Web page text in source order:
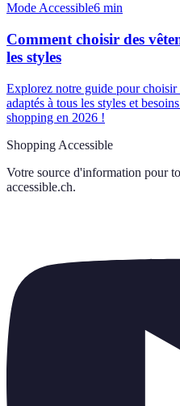
Mode Accessible6 min
Comment choisir des
les styles
Explorez notre guide pour choisir
adaptés à tous les styles et
shopping en 2026 !
Shopping Accessible
Votre source d'information pour
accessible.ch.